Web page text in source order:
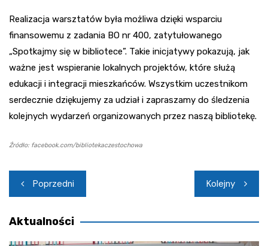
Realizacja warsztatów była możliwa dzięki wsparciu
finansowemu z zadania BO nr 400, zatytułowanego
„Spotkajmy się w bibliotece”. Takie inicjatywy pokazują, jak
ważne jest wspieranie lokalnych projektów, które służą
edukacji i integracji mieszkańców. Wszystkim uczestnikom
serdecznie dziękujemy za udział i zapraszamy do śledzenia
kolejnych wydarzeń organizowanych przez naszą bibliotekę.
Źródło: facebook.com/bibliotekaczestochowa
Nawigacja
wpisu
Poprzedni Kolejny
Aktualności